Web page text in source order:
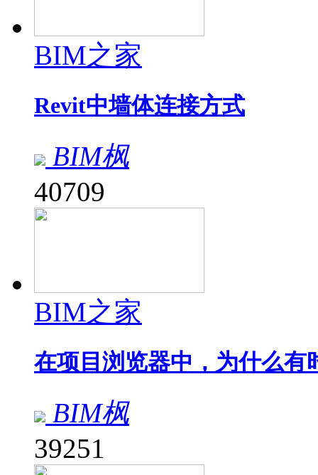
BIM之家
Revit中墙体连接方式
BIM枫
40709
BIM之家
在项目浏览器中，为什么有
BIM枫
39251